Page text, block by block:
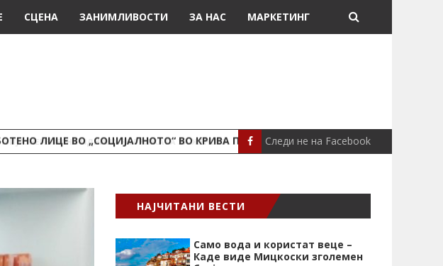
СЦЕНА ЗАНИМЛИВОСТИ ЗА НАС МАРКЕТИНГ
ЛИЦЕ ВО „СОЦИЈАЛНОТО“ ВО КРИВА ПАЛАНКА ЛОКАЛНО ПОЖАР ВО
Следи не на Facebook
НАЈЧИТАНИ ВЕСТИ
Само вода и користат веце –
Каде виде Мицкоски зголемен